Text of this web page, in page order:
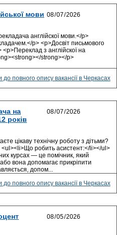
мови
англійскої мови.</p>
p> <p>Досвіт письмового
з англійскої на
strong></p>
до повного опису вакансії в Черкасах
на
років
цікаву технічну роботу з дітьми?
<ul><li>Що робить асистент:</li></ul>
курсах — це помічник, який
вона допомагає прикріпити
допом...
до повного опису вакансії в Черкасах